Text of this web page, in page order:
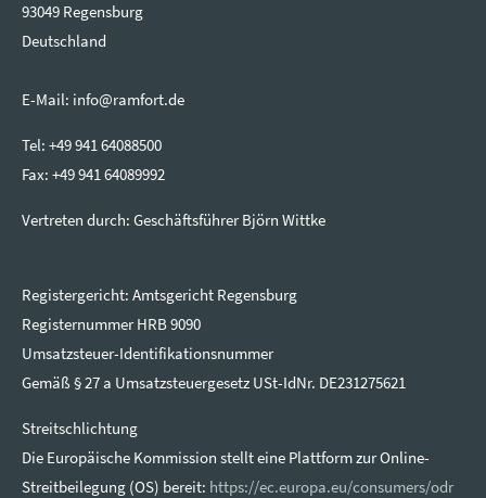
93049 Regensburg
Deutschland
E-Mail: info@ramfort.de
Tel: +49 941 64088500
Fax: +49 941 64089992
Vertreten durch: Geschäftsführer Björn Wittke
Registergericht: Amtsgericht Regensburg
Registernummer HRB 9090
Umsatzsteuer-Identifikationsnummer
Gemäß § 27 a Umsatzsteuergesetz USt-IdNr. DE231275621
Streitschlichtung
Die Europäische Kommission stellt eine Plattform zur Online-
Streitbeilegung (OS) bereit: https://ec.europa.eu/consumers/odr